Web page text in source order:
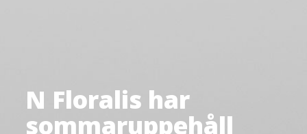
N Floralis har
sommaruppehåll